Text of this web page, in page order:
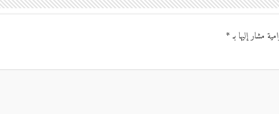
مشار إليها بـ*